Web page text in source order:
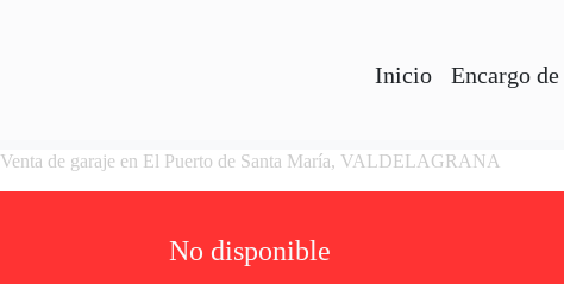
Inicio Encargo
Venta de garaje en El Puerto de Santa María, VALDELAGRANA
No disponible